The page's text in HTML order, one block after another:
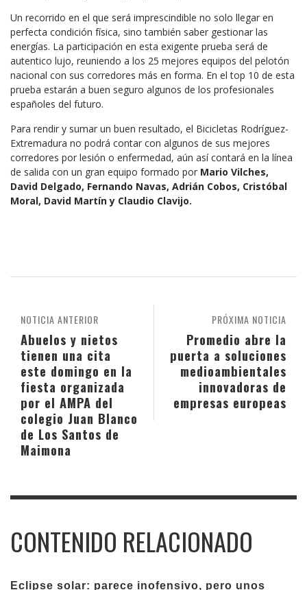
Un recorrido en el que será imprescindible no solo llegar en
perfecta condición física, sino también saber gestionar las
energías. La participación en esta exigente prueba será de
autentico lujo, reuniendo a los 25 mejores equipos del pelotón
nacional con sus corredores más en forma. En el top 10 de esta
prueba estarán a buen seguro algunos de los profesionales
españoles del futuro.
Para rendir y sumar un buen resultado, el Bicicletas Rodríguez-
Extremadura no podrá contar con algunos de sus mejores
corredores por lesión o enfermedad, aún así contará en la línea
de salida con un gran equipo formado por Mario Vilches,
David Delgado, Fernando Navas, Adrián Cobos, Cristóbal
Moral, David Martín y Claudio Clavijo.
PRÓXIMA NOTICIA
Promedio abre la
puerta a soluciones
medioambientales
innovadoras de
empresas europeas
NOTICIA ANTERIOR
Abuelos y nietos
tienen una cita
este domingo en la
fiesta organizada
por el AMPA del
colegio Juan Blanco
de Los Santos de
Maimona
CONTENIDO RELACIONADO
Eclipse solar: parece inofensivo, pero unos